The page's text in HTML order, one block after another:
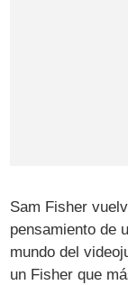
Sam Fisher
pensamiento de
mundo del
un Fisher que